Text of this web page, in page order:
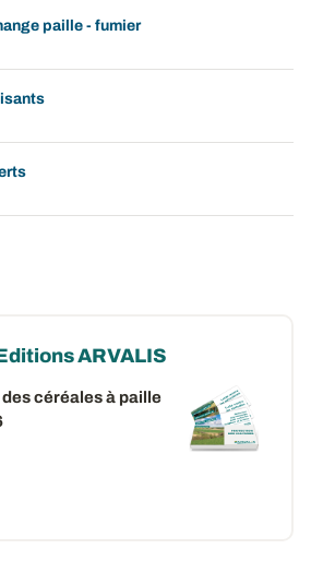
paille - fumier
ARVALIS
céréales à paille